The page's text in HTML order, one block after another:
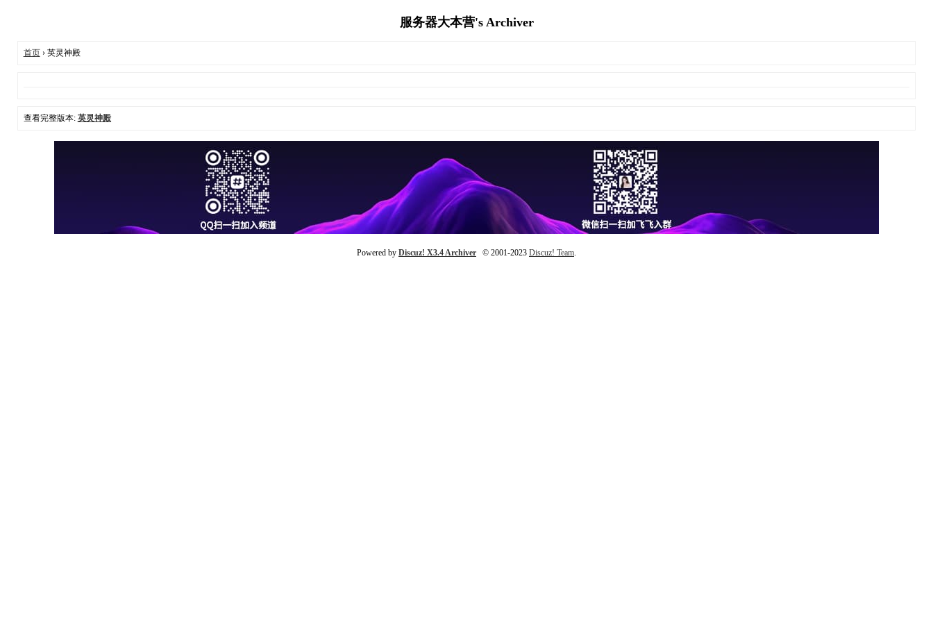
服务器大本营's Archiver
首页› 英灵神殿
查看完整版本: 英灵神殿
Powered by Discuz! X3.4 Archiver © 2001-2023 Discuz! Team.